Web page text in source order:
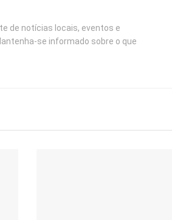
de notícias locais, eventos e
se informado sobre o que